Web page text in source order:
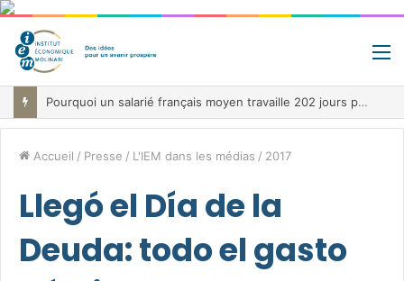
Pourquoi un salarié français moyen travaille 202 jours par an pour financer impôts et cotisations, un record dans toute l’Union européenne
Accueil / Presse / L'IEM dans les médias / 2017
Llegó el Día de la
Deuda: todo el gasto